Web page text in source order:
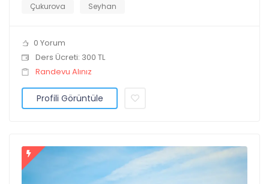
Çukurova Seyhan
0 Yorum
Ders Ücreti: 300 TL
Randevu Alınız
Profili Görüntüle